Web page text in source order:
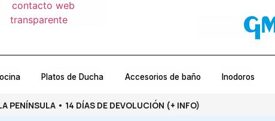
Platos de Ducha Accesorios de baño Inodoros
PENÍNSULA • 14 DÍAS DE DEVOLUCIÓN (+ INFO)